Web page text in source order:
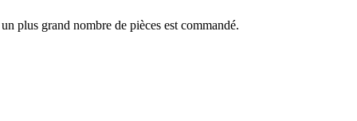
plus grand nombre de pièces est commandé.